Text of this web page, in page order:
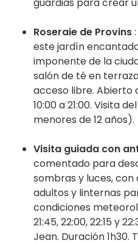
guardias para crear
Roseraie de Provins
este jardín
imponente de la
salón de té en
acceso libre. Abierto
10:00 a 21:00. Visita
menores de 12 años).
Visita guiada con
comentado para
sombras y luces,
adultos y linternas
condiciones
21:45, 22:00, 22:15 y
Jean. Duración 1h30.